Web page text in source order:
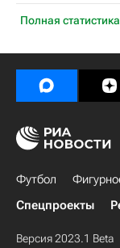
Полная статистика
Футбол
Спецпроекты
Версия 2023.1 Beta